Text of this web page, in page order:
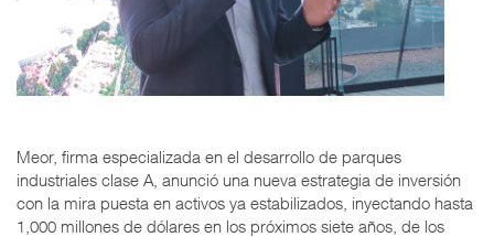
Meor, firma especializada en el desarrollo de parques
industriales clase A, anunció una nueva estrategia de inversión
con la mira puesta en activos ya estabilizados, inyectando hasta
1,000 millones de dólares en los próximos siete años, de los